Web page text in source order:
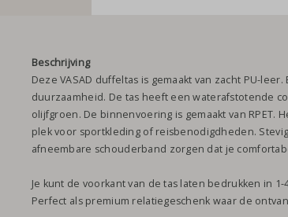
Beschrijving
Deze VASAD duffeltas is gemaakt van zacht PU-
duurzaamheid. De tas heeft een waterafstotende
olijfgroen. De binnenvoering is gemaakt van RPET.
plek voor sportkleding of reisbenodigdheden.
afneembare schouderband zorgen dat je
Je kunt de voorkant van de tas laten bedrukken in
Perfect als premium relatiegeschenk waar de